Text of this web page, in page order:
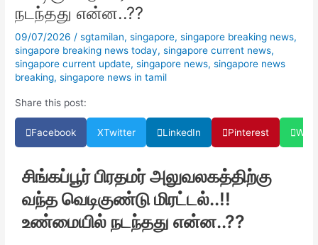
நடந்தது என்ன..??
09/07/2026/sgtamilan,singapore,singapore breaking news,
singapore breaking news today,singapore current news,
singapore current update,singapore news,singapore news
breaking,singapore news in tamil
Share this post:
Facebook XTwitter LinkedIn Pinterest
சிங்கப்பூர் பிரதமர் அலுவலகத்திற்கு
வந்த வெடிகுண்டு மிரட்டல்..!!
உண்மையில் நடந்தது என்ன..??